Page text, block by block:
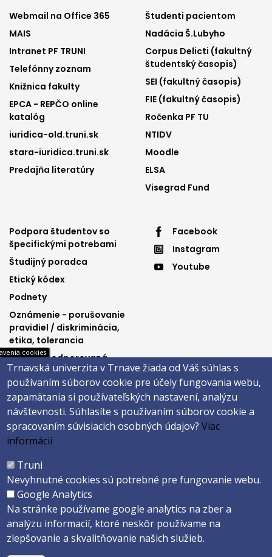
Footer
menu
1
Webmail na Office 365
MAIS
Intranet PF TRUNI
Telefónny zoznam
Knižnica fakulty
EPCA - REPČO online
katalóg
iuridica-old.truni.sk
stara-iuridica.truni.sk
Predajňa literatúry
Footer
menu
2
Študenti pacientom
Nadácia Š.Lubyho
Corpus Delicti (fakultný
študentský časopis)
SEI (fakultný časopis)
FIE (fakultný časopis)
Ročenka PF TU
NTIDV
Moodle
ELSA
Visegrad Fund
Footer
menu
3
Podpora študentov so
špecifickými potrebami
Študijný poradca
Etický kódex
Podnety
Oznámenie - porušovanie
pravidiel / diskriminácia,
etika, tolerancia
Výučba podporovaná
Ministerstvom
spravodlivosti SR
Footer
menu
Facebook
Instagram
Youtube
Päta
Vyhlásenie o prístupnosti
Copyright ©2026 Právnická fakulta · Trnavská univerzita v Trnave
Created byActivIT s.r.o.
cookies
Trnavská univerzita v Trnave žiada od Váš súhlas s
používaním súborov cookie pre účely fungovania webu,
zapamätania si používateľských nastavení, analýzu
návštevnosti. Súhlasíte s používaním súborov cookie a
spracovaním súvisiacich osobných údajov?Viac
informácií
Truni
Nevyhnutné cookies sú potrebné pre fungovanie webu.
Google Analytics
Na stránke používame google analytics na zber a
analýzu informacií, ktoré neskôr používame na
zlepšovanie a skvalitňovanie našich služieb.